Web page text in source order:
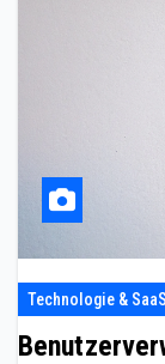
Technologie & SaaS